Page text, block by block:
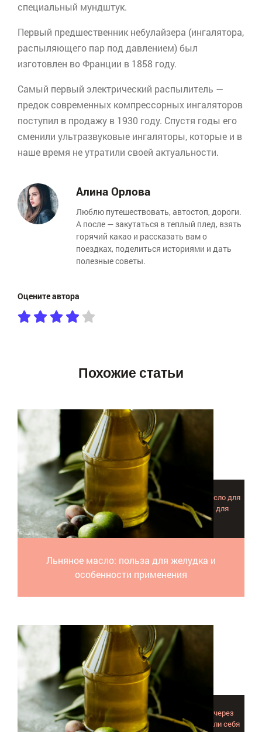
специальный мундштук.
Первый предшественник небулайзера (ингалятора,
распыляющего пар под давлением) был
изготовлен во Франции в 1858 году.
Самый первый электрический распылитель —
предок современных компрессорных ингаляторов
поступил в продажу в 1930 году. Спустя годы его
сменили ультразвуковые ингаляторы, которые и в
наше время не утратили своей актуальности.
Алина Орлова
Люблю путешествовать, автостоп, дороги.
А после — закутаться в теплый плед, взять
горячий какао и рассказать вам о
поездках, поделиться историями и дать
полезные советы.
Оцените автора
Похожие статьи
Льняное масло: польза для желудка и
особенности применения
Рассмотриваем, как можно использовать льняное масло для
улучшения пищеварения и какую пользу оно несет для
желудка и целом для деятельности ЖКТ.
Воздействовать на иммунную систему легче всего через
обоняние. Выбирайте масла, которые зарекомендовали себя